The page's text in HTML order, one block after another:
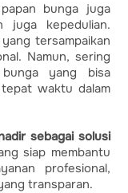
bunga juga
juga kepedulian.
tersampaikan
Namun, sering
yang bisa
waktu dalam
sebagai solusi
siap membantu
profesional,
transparan.